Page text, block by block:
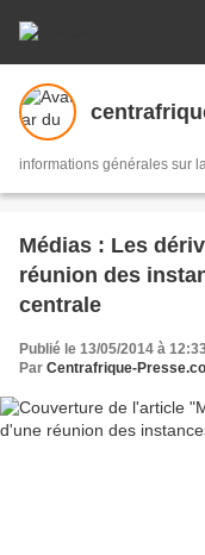
informations générales sur
Médias : Les
réunion des
centrale
Publié le 13/05/2014 à
Par Centrafrique-